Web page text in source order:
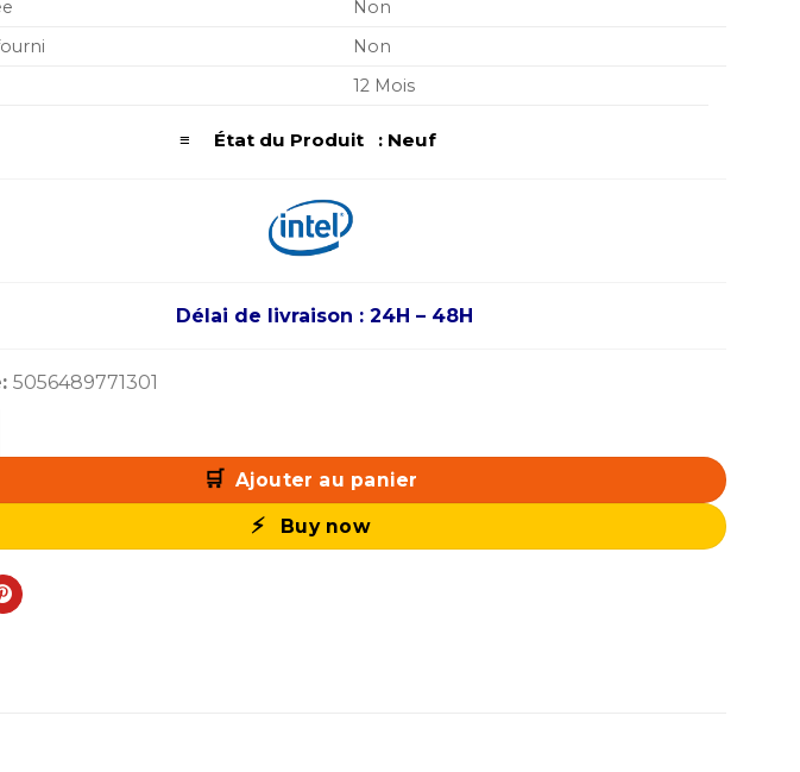
Non
Non
12 Mois
≡ État du Produit : Neuf
Délai de livraison : 24H – 48H
5056489771301
Core i5 14600KF (3.5 GHz / 5.3 GHz) Tray
Ajouter au panier
Buy now